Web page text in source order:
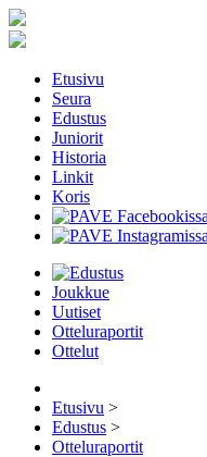
Etusivu
Seura
Edustus
Juniorit
Historia
Linkit
Koris
Joukkue
Uutiset
Otteluraportit
Ottelut
Etusivu >
Edustus >
Otteluraportit